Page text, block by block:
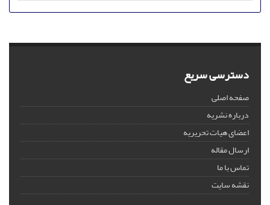
دسترسی سریع
صفحه اصلی
درباره نشریه
اعضای هیات تحریریه
ارسال مقاله
تماس با ما
نقشه سایت